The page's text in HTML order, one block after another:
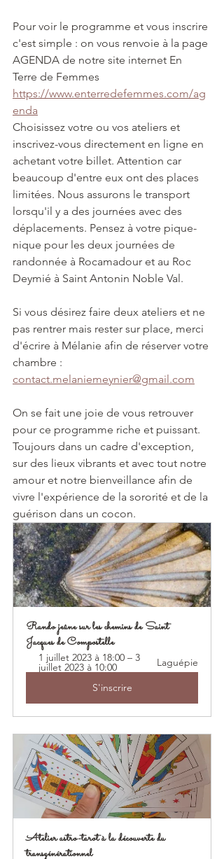
Pour voir le programme et vous inscrire
c'est simple : on vous renvoie à la page
AGENDA de notre site internet En
Terre de Femmes
https://www.enterredefemmes.com/ag
enda
Choisissez votre ou vos ateliers et
inscrivez-vous directement en ligne en
achetant votre billet. Attention car
beaucoup d'entre eux ont des places
limitées. Nous assurons le transport
lorsqu'il y a des journées avec des
déplacements. Pensez à votre pique-
nique pour les deux journées de
randonnée à Rocamadour et au Roc
Deymié à Saint Antonin Noble Val.
Si vous désirez faire deux ateliers et ne
pas rentrer mais rester sur place, merci
d'écrire à Mélanie afin de réserver votre
chambre :
contact.melaniemeynier@gmail.com
On se fait une joie de vous retrouver
pour ce programme riche et puissant.
Toujours dans un cadre d'exception,
sur des lieux vibrants et avec tout notre
amour et notre bienveillance afin de
vivre l'expérience de la sororité et de la
guérison dans un cocon.
Rando jeûne sur les chemins de Saint
Jacques de Compostelle
1 juillet 2023 à 18:00 – 3
juillet 2023 à 10:00
Laguépie
S'inscrire
Atelier astro-tarot à la découverte du
transgénérationnel